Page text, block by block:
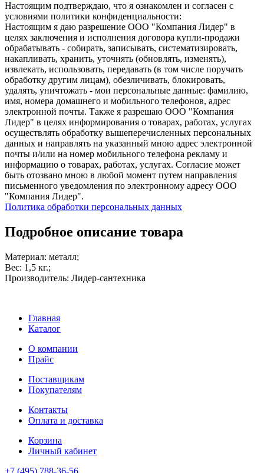
Настоящим подтверждаю, что я ознакомлен и согласен с
условиями политики конфиденциальности:
Настоящим я даю разрешение ООО "Компания Лидер" в
целях заключения и исполнения договора купли-продажи
обрабатывать - собирать, записывать, систематизировать,
накапливать, хранить, уточнять (обновлять, изменять),
извлекать, использовать, передавать (в том числе поручать
обработку другим лицам), обезличивать, блокировать,
удалять, уничтожать - мои персональные данные: фамилию,
имя, номера домашнего и мобильного телефонов, адрес
электронной почты. Также я разрешаю ООО "Компания
Лидер" в целях информирования о товарах, работах, услугах
осуществлять обработку вышеперечисленных персональных
данных и направлять на указанный мною адрес электронной
почты и/или на номер мобильного телефона рекламу и
информацию о товарах, работах, услугах. Согласие может
быть отозвано мною в любой момент путем направления
письменного уведомления по электронному адресу ООО
"Компания Лидер".
Политика обработки персональных данных
Подробное описание товара
Материал: металл;
Вес: 1,5 кг.;
Производитель: Лидер-сантехника
Главная
Каталог
О компании
Прайс
Поставщикам
Покупателям
Контакты
Оплата и доставка
Корзина
Личный кабинет
+7 (495) 788-36-56